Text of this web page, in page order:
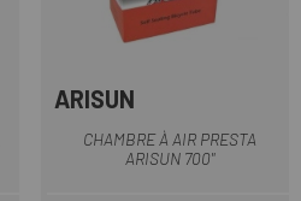
ARISUN
CHAMBRE À AIR PRESTA
ARISUN 700"